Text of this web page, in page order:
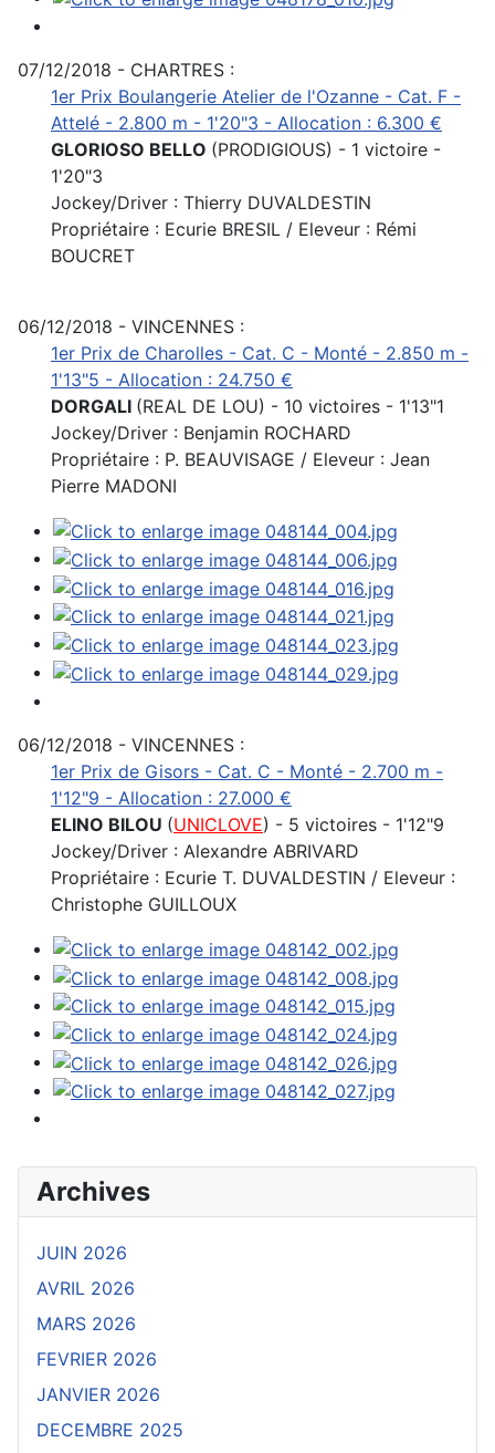
07/12/2018 - CHARTRES :
1er Prix Boulangerie Atelier de l'Ozanne - Cat. F -
Attelé - 2.800 m - 1'20"3 - Allocation : 6.300 €
GLORIOSO BELLO (PRODIGIOUS) - 1 victoire -
1'20"3
Jockey/Driver : Thierry DUVALDESTIN
Propriétaire : Ecurie BRESIL / Eleveur : Rémi
BOUCRET
06/12/2018 - VINCENNES :
1er Prix de Charolles - Cat. C - Monté - 2.850 m -
1'13"5 - Allocation : 24.750 €
DORGALI (REAL DE LOU) - 10 victoires - 1'13"1
Jockey/Driver : Benjamin ROCHARD
Propriétaire : P. BEAUVISAGE / Eleveur : Jean
Pierre MADONI
06/12/2018 - VINCENNES :
1er Prix de Gisors - Cat. C - Monté - 2.700 m -
1'12"9 - Allocation : 27.000 €
ELINO BILOU (UNICLOVE) - 5 victoires - 1'12"9
Jockey/Driver : Alexandre ABRIVARD
Propriétaire : Ecurie T. DUVALDESTIN / Eleveur :
Christophe GUILLOUX
Archives
JUIN 2026
AVRIL 2026
MARS 2026
FEVRIER 2026
JANVIER 2026
DECEMBRE 2025